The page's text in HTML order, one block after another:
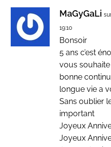
MaGyGaLi
19:10
Bonsoir
5 ans c’est
vous
bonne
longue vie a
Sans oublier
important
Joyeux
Joyeux